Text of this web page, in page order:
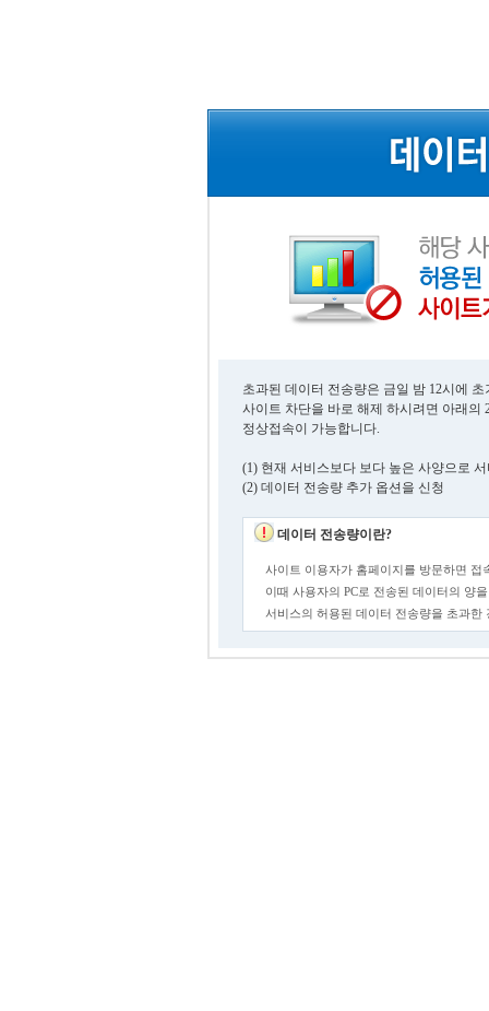
초과된 데이터 전송량은 금일 밤 12시에
사이트 차단을 바로 해제 하시려면 아래의
정상접속이 가능합니다.
(1) 현재 서비스보다 보다 높은 사양으로
(2) 데이터 전송량 추가 옵션을 신청
데이터 전송량이란?
사이트 이용자가 홈페이지를 방문하면 접
이때 사용자의 PC로 전송된 데이터의 양
서비스의 허용된 데이터 전송량을 초과